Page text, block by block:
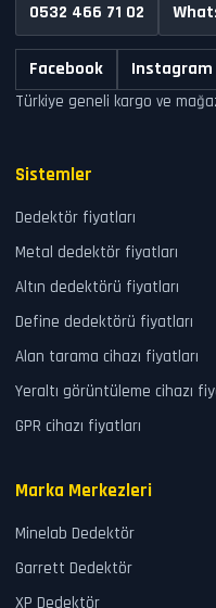
0532 466 71 02
Facebook Instagram
Türkiye geneli kargo ve
Sistemler
Dedektör fiyatları
Metal dedektör fiyatları
Altın dedektörü fiyatları
Define dedektörü fiyatları
Alan tarama cihazı fiyatları
Yeraltı görüntüleme cihazı
GPR cihazı fiyatları
Marka Merkezleri
Minelab Dedektör
Garrett Dedektör
XP Dedektör